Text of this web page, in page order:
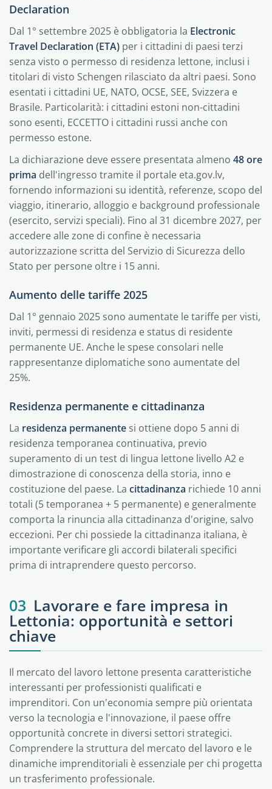
Declaration
Dal 1° settembre 2025 è obbligatoria la Electronic
Travel Declaration (ETA) per i cittadini di paesi terzi
senza visto o permesso di residenza lettone, inclusi i
titolari di visto Schengen rilasciato da altri paesi. Sono
esentati i cittadini UE, NATO, OCSE, SEE, Svizzera e
Brasile. Particolarità: i cittadini estoni non-cittadini
sono esenti, ECCETTO i cittadini russi anche con
permesso estone.
La dichiarazione deve essere presentata almeno 48 ore
prima dell'ingresso tramite il portale eta.gov.lv,
fornendo informazioni su identità, referenze, scopo del
viaggio, itinerario, alloggio e background professionale
(esercito, servizi speciali). Fino al 31 dicembre 2027, per
accedere alle zone di confine è necessaria
autorizzazione scritta del Servizio di Sicurezza dello
Stato per persone oltre i 15 anni.
Aumento delle tariffe 2025
Dal 1° gennaio 2025 sono aumentate le tariffe per visti,
inviti, permessi di residenza e status di residente
permanente UE. Anche le spese consolari nelle
rappresentanze diplomatiche sono aumentate del
25%.
Residenza permanente e cittadinanza
La residenza permanente si ottiene dopo 5 anni di
residenza temporanea continuativa, previo
superamento di un test di lingua lettone livello A2 e
dimostrazione di conoscenza della storia, inno e
costituzione del paese. La cittadinanza richiede 10 anni
totali (5 temporanea + 5 permanente) e generalmente
comporta la rinuncia alla cittadinanza d'origine, salvo
eccezioni. Per chi possiede la cittadinanza italiana, è
importante verificare gli accordi bilaterali specifici
prima di intraprendere questo percorso.
03 Lavorare e fare impresa in
Lettonia: opportunità e settori
chiave
Il mercato del lavoro lettone presenta caratteristiche
interessanti per professionisti qualificati e
imprenditori. Con un'economia sempre più orientata
verso la tecnologia e l'innovazione, il paese offre
opportunità concrete in diversi settori strategici.
Comprendere la struttura del mercato del lavoro e le
dinamiche imprenditoriali è essenziale per chi progetta
un trasferimento professionale.